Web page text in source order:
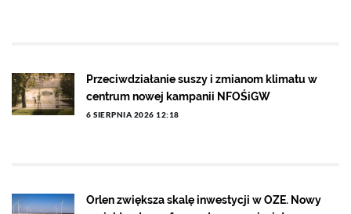
Przeciwdziałanie suszy i zmianom klimatu w
centrum nowej kampanii NFOŚiGW
6 SIERPNIA 2026 12:18
Orlen zwiększa skalę inwestycji w OZE. Nowy